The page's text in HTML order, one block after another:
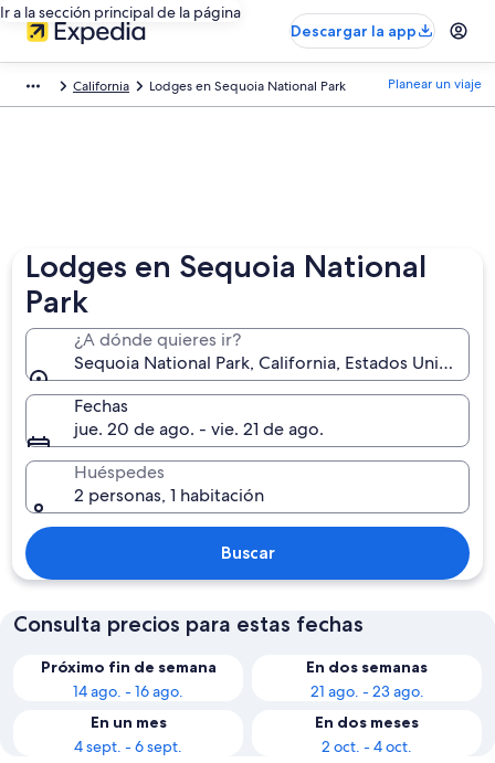
Ir a la sección principal de la página
Descargar la app
California Lodges en Sequoia National Park Planear un viaje
Lodges en Sequoia National
Park
¿A dónde quieres ir?
Sequoia National Park, California, Estados Unidos
Fechas
jue. 20 de ago. - vie. 21 de ago.
Huéspedes
2 personas, 1 habitación
Buscar
Consulta precios para estas fechas
Próximo fin de semana
14 ago. - 16 ago.
En dos semanas
21 ago. - 23 ago.
En un mes
4 sept. - 6 sept.
En dos meses
2 oct. - 4 oct.